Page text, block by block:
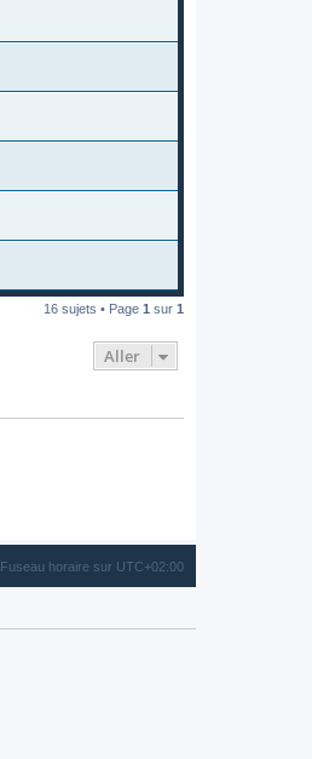
16 sujets • Page 1 sur 1
Aller
Fuseau horaire sur UTC+02:00